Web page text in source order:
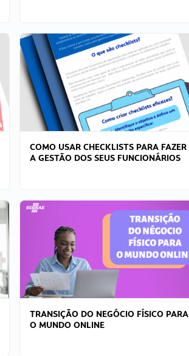
COMO USAR CHECKLISTS PARA FAZER
A GESTÃO DOS SEUS FUNCIONÁRIOS
TRANSIÇÃO DO NEGÓCIO FÍSICO PARA
O MUNDO ONLINE